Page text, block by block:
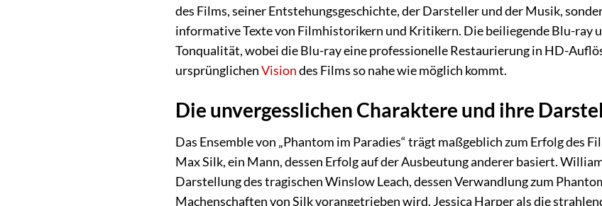
des Films, seiner Entstehungsgeschichte, der Darsteller und der Musik,
informative Texte von Filmhistorikern und Kritikern. Die beiliegende Blu-ray
Tonqualität, wobei die Blu-ray eine professionelle Restaurierung in HD-
ursprünglichenVisiondes Films so nahe wie möglich kommt.
Die unvergesslichen Charaktere und ihre
Das Ensemble von „Phantom im Paradies“ trägt maßgeblich zum Erfolg
Max Silk, ein Mann, dessen Erfolg auf der Ausbeutung anderer basiert.
Darstellung des tragischen Winslow Leach, dessen Verwandlung zum
Machenschaften von Silk vorangetrieben wird. Jessica Harper als die